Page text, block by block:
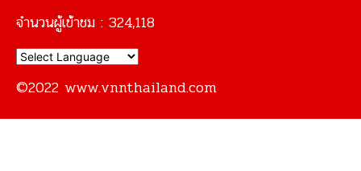
จำนวนผู้เข้าชม : 324,118
©2022 www.vnnthailand.com